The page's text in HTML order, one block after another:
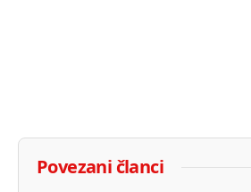
Povezani članci